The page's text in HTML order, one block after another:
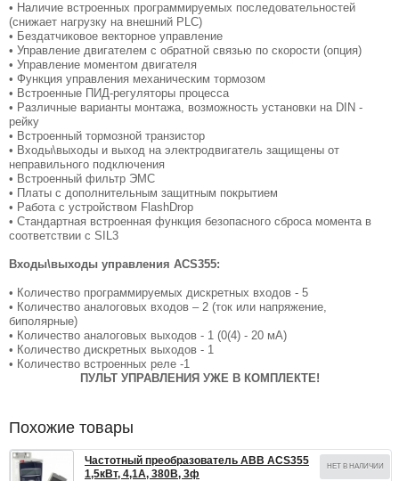
• Наличие встроенных программируемых последовательностей
(снижает нагрузку на внешний PLC)
• Бездатчиковое векторное управление
• Управление двигателем с обратной связью по скорости (опция)
• Управление моментом двигателя
• Функция управления механическим тормозом
• Встроенные ПИД-регуляторы процесса
• Различные варианты монтажа, возможность установки на DIN -
рейку
• Встроенный тормозной транзистор
• Входы\выходы и выход на электродвигатель защищены от
неправильного подключения
• Встроенный фильтр ЭМС
• Платы с дополнительным защитным покрытием
• Работа с устройством FlashDrop
• Стандартная встроенная функция безопасного сброса момента в
соответствии с SIL3
Входы\выходы управления ACS355:
• Количество программируемых дискретных входов - 5
• Количество аналоговых входов – 2 (ток или напряжение,
биполярные)
• Количество аналоговых выходов - 1 (0(4) - 20 мА)
• Количество дискретных выходов - 1
• Количество встроенных реле -1
ПУЛЬТ УПРАВЛЕНИЯ УЖЕ В КОМПЛЕКТЕ!
Похожие товары
Частотный преобразователь ABB ACS355
1,5кВт, 4,1А, 380В, 3ф
НЕТ В НАЛИЧИИ